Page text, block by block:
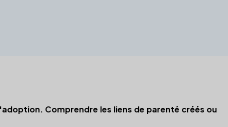
Comprendre les liens de parenté créés ou